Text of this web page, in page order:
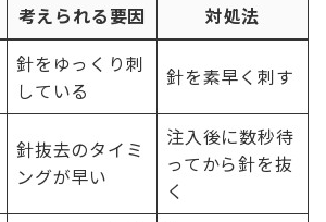
考えられる要因
対処法
針をゆっくり刺
している
針を素早く刺す
針抜去のタイミ
ングが早い
注入後に数秒待
ってから針を抜
く